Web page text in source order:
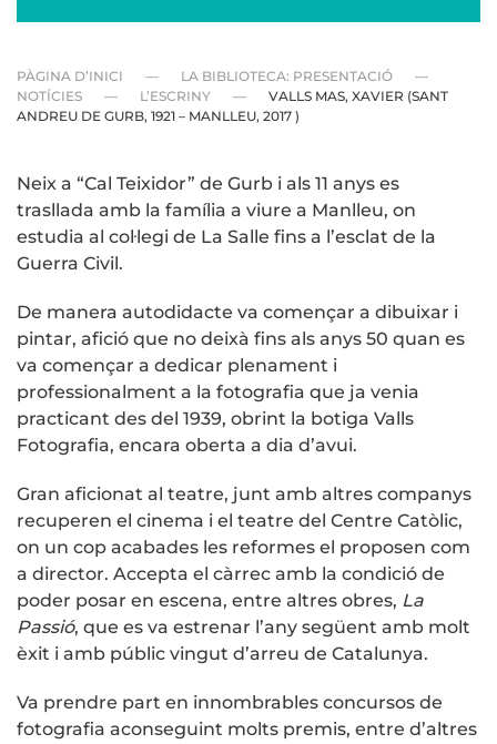
PÀGINA D’INICI
LA BIBLIOTECA: PRESENTACIÓ
NOTÍCIES
L’ESCRINY
VALLS MAS, XAVIER (SANT
ANDREU DE GURB, 1921 – MANLLEU, 2017 )
Neix a “Cal Teixidor” de Gurb i als 11 anys es
trasllada amb la família a viure a Manlleu, on
estudia al col·legi de La Salle fins a l’esclat de la
Guerra Civil.
De manera autodidacte va començar a dibuixar i
pintar, afició que no deixà fins als anys 50 quan es
va començar a dedicar plenament i
professionalment a la fotografia que ja venia
practicant des del 1939, obrint la botiga Valls
Fotografia, encara oberta a dia d’avui.
Gran aficionat al teatre, junt amb altres companys
recuperen el cinema i el teatre del Centre Catòlic,
on un cop acabades les reformes el proposen com
a director. Accepta el càrrec amb la condició de
poder posar en escena, entre altres obres, La
Passió, que es va estrenar l’any següent amb molt
èxit i amb públic vingut d’arreu de Catalunya.
Va prendre part en innombrables concursos de
fotografia aconseguint molts premis, entre d’altres